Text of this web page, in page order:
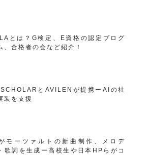
とは？G検定、E資格の認定プログ
、合格者の会など紹介！
とAVILENが提携ーAIの社
装を支援
モーツァルトの新曲制作、メロデ
歌詞を生成ー高校生や日本HPらがコ